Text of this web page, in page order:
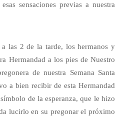
sensaciones previas a nuestra
las 2 de la tarde, los hermanos y
Hermandad a los pies de Nuestro
de nuestra Semana Santa
a bien recibir de esta Hermandad
de la esperanza, que le hizo
lucirlo en su pregonar el próximo